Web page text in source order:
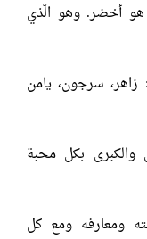
هو أخضر. وهو الّذي
زاهر، سرجون، يامن
بكل محبة
ومعارفه ومع كل